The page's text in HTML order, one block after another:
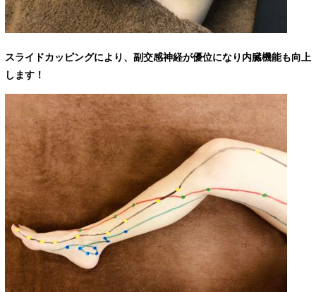
スライドカッピングにより、副交感神経が優位になり内臓機能も向上
します！